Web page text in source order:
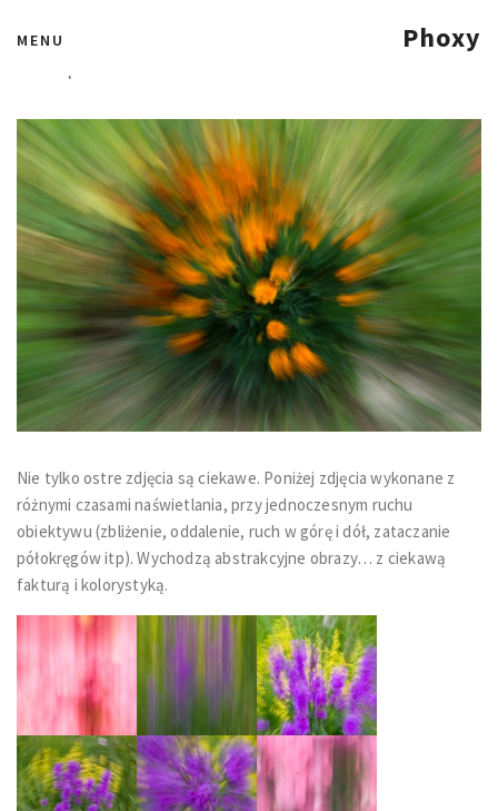
MENU Phoxy
Nie tylko ostre zdjęcia są ciekawe. Poniżej zdjęcia wykonane z
różnymi czasami naświetlania, przy jednoczesnym ruchu
obiektywu (zbliżenie, oddalenie, ruch w górę i dół, zataczanie
półokręgów itp). Wychodzą abstrakcyjne obrazy… z ciekawą
fakturą i kolorystyką.